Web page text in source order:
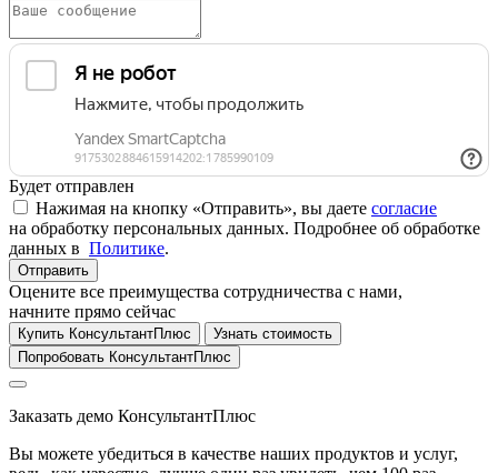
Будет отправлен
Нажимая на кнопку «Отправить», вы даете согласие
на обработку персональных данных. Подробнее об обработке
данных в Политике.
Отправить
Оцените все преимущества сотрудничества с нами,
начните прямо сейчас
Купить КонсультантПлюс
Узнать стоимость
Попробовать КонсультантПлюс
Заказать демо КонсультантПлюс
Вы можете убедиться в качестве наших продуктов и услуг,